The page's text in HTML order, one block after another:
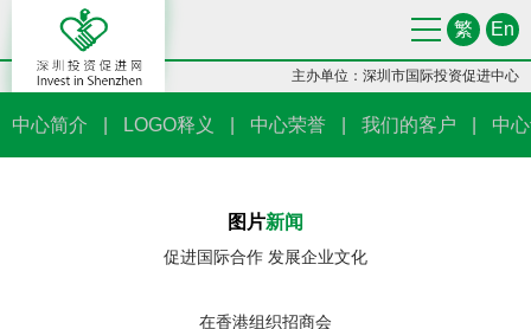
繁 En
主办单位：深圳市国际投资促进中心
中心简介 LOGO释义 中心荣誉 我们的客户 中
图片新闻
促进国际合作 发展企业文化
在香港组织招商会